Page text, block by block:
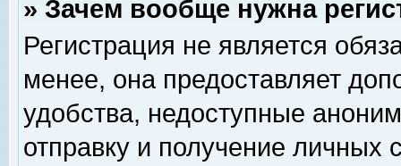
» Зачем вообще нужна
Регистрация не является
менее, она предоставляет
удобства, недоступные
отправку и получение личных